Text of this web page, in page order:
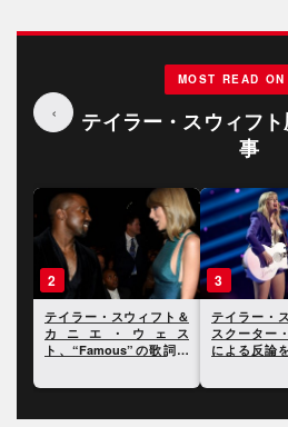
‹
MOST READ ON
テイラー・スウィフ
事
3
テイラー・スウィフト、
スクーター・ブラウンら
による反論を受けてさら
4
ジャック・
イラー・ス
うに人生の